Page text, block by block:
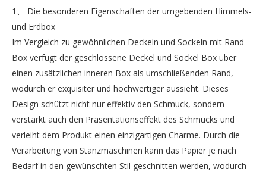
1、 Die besonderen Eigenschaften der umgebenden Himmels-
und Erdbox
Im Vergleich zu gewöhnlichen Deckeln und Sockeln mit Rand
Box verfügt der geschlossene Deckel und Sockel Box über
einen zusätzlichen inneren Box als umschließenden Rand,
wodurch er exquisiter und hochwertiger aussieht. Dieses
Design schützt nicht nur effektiv den Schmuck, sondern
verstärkt auch den Präsentationseffekt des Schmucks und
verleiht dem Produkt einen einzigartigen Charme. Durch die
Verarbeitung von Stanzmaschinen kann das Papier je nach
Bedarf in den gewünschten Stil geschnitten werden, wodurch